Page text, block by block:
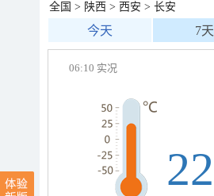
全国 > 陕西 > 西安 > 长安
今天 7天
06:10 实况
22